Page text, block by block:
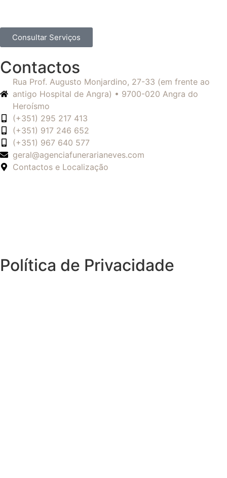
Consultar Serviços
Contactos
Rua Prof. Augusto Monjardino, 27-33 (em frente ao
antigo Hospital de Angra) • 9700-020 Angra do
Heroísmo
(+351) 295 217 413
(+351) 917 246 652
(+351) 967 640 577
geral@agenciafunerarianeves.com
Contactos e Localização
Política de Privacidade